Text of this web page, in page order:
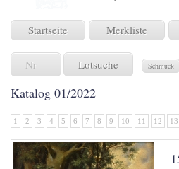
Startseite Merkliste
Lotsuche Schmuck
Katalog 01/2022
1 2 3 4 5 6 7 8 9 10 11 12 13